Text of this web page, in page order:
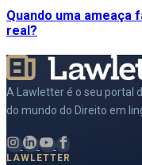
Quando uma ameaça
real?
A Lawletter é o seu portal
do mundo do Direito em
LAWLETTER